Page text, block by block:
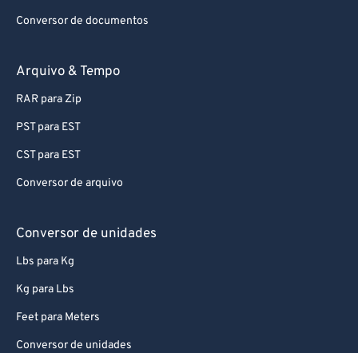
Conversor de documentos
Arquivo & Tempo
RAR para Zip
PST para EST
CST para EST
Conversor de arquivo
Conversor de unidades
Lbs para Kg
Kg para Lbs
Feet para Meters
Conversor de unidades